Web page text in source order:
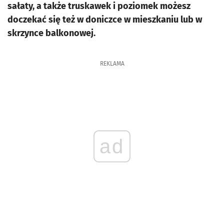
sałaty, a także truskawek i poziomek możesz
doczekać się też w doniczce w mieszkaniu lub w
skrzynce balkonowej.
REKLAMA
ad